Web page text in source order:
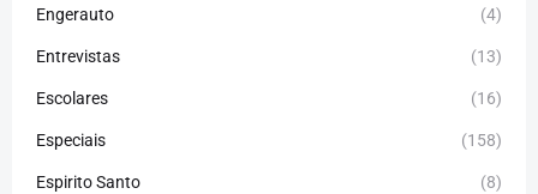
Engerauto (4)
Entrevistas (13)
Escolares (16)
Especiais (158)
Espirito Santo (8)